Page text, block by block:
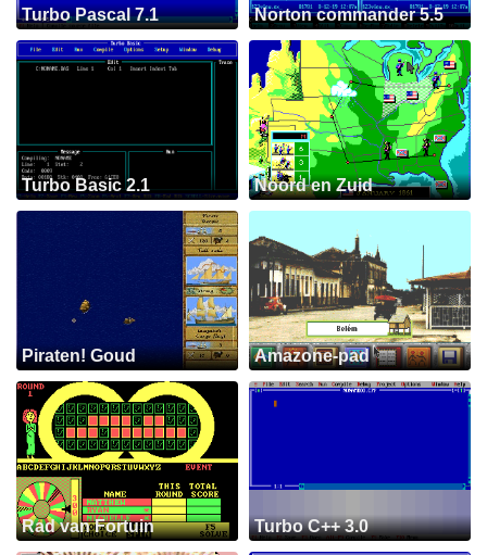
Turbo Pascal 7.1 Norton commander 5.5
Turbo Basic 2.1 Noord en Zuid
Piraten! Goud Amazone-pad
Rad van Fortuin Turbo C++ 3.0